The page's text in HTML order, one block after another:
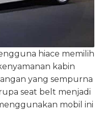
hiace memilih
kabin
yang sempurna
seat belt menjadi
mobil ini